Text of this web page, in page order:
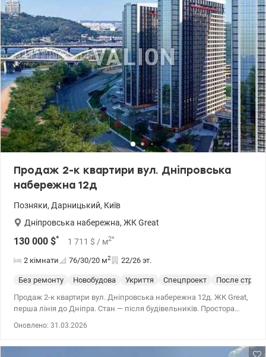
Продаж 2-к квартири вул. Дніпровська
набережна 12д
Позняки, Дарницький, Київ
Дніпровська набережна, ЖК Great
130 000 $* 1 711 $ / м2*
2 кімнати 76/30/20 м2 22/26 эт.
Без ремонту Новобудова Укриття Спецпроект
После
Продаж 2-к квартири вул. Дніпровська набережна 12д. ЖК Great,
перша лінія до Дніпра. Стан — після будівельників. Простора
розвинена інфраструктура поруч. 044 200 10 80 valion.ua/1144379
Оновлено: 31.03.2026